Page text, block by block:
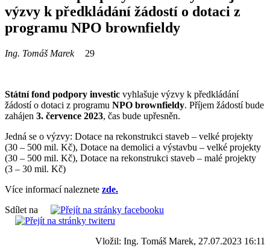
výzvy k předkládání žádostí o dotaci z
programu NPO brownfieldy
Ing. Tomáš Marek 29
Státní fond podpory investic vyhlašuje výzvy k předkládání
žádostí o dotaci z programu NPO brownfieldy. Příjem žádostí bude
zahájen 3. července 2023, čas bude upřesněn.
Jedná se o výzvy: Dotace na rekonstrukci staveb – velké projekty
(30 – 500 mil. Kč), Dotace na demolici a výstavbu – velké projekty
(30 – 500 mil. Kč), Dotace na rekonstrukci staveb – malé projekty
(3 – 30 mil. Kč)
Více informací naleznete zde.
Sdílet na
Vložil: Ing. Tomáš Marek, 27.07.2023 16:11